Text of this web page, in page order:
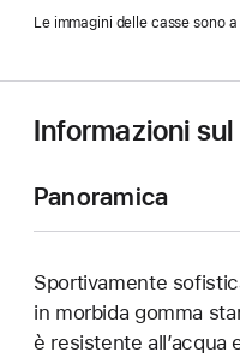
Le immagini delle casse sono
Informazioni
Panoramica
Sportivamente
in morbida gomma
è resistente all’acqua